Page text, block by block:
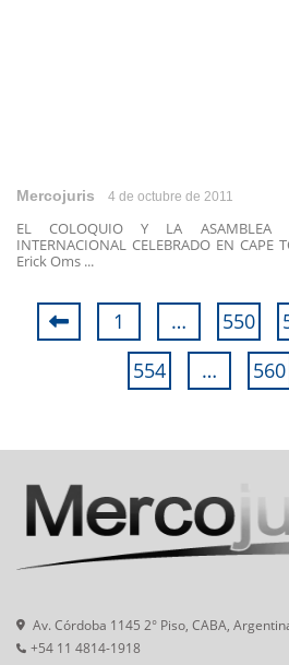
Mercojuris 4 de octubre de 2011
EL COLOQUIO Y LA ASAMBLEA
INTERNACIONAL CELEBRADO EN
Erick Oms ...
1 … 550
554
… 560
Av. Córdoba 1145 2° Piso, CABA,
+54 11 4814-1918